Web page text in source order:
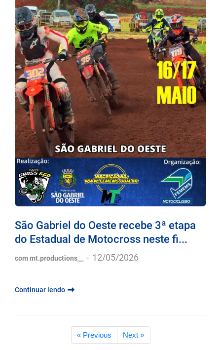
São Gabriel do Oeste recebe 3ª etapa
do Estadual de Motocross neste fi...
com mt.productions__ - 12/05/2026
Continuar lendo
« Previous Next »